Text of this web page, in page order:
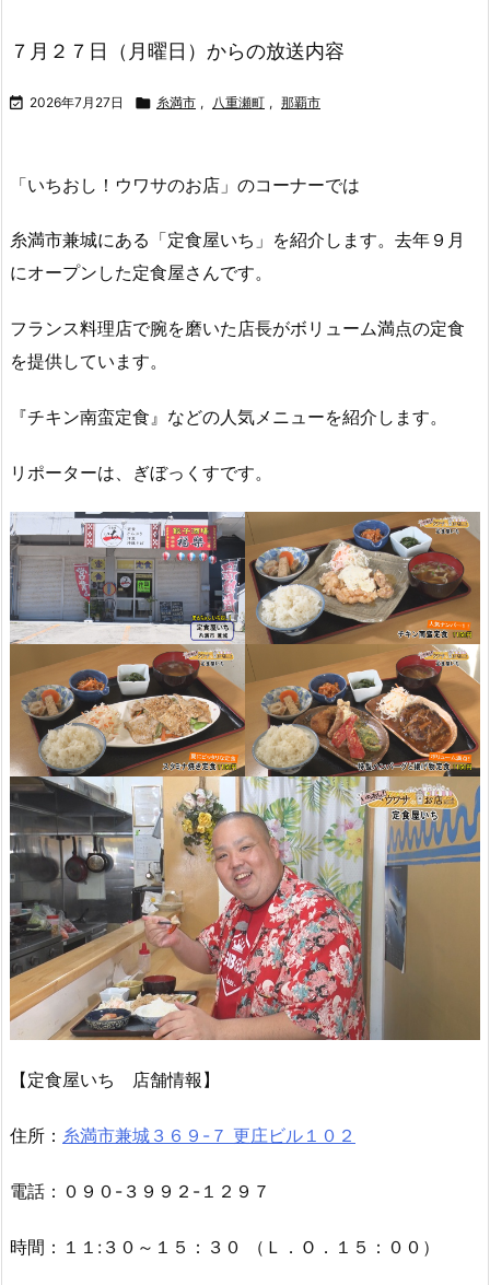
７月２７日（月曜日）からの放送内容
 2026年7月27日  糸満市 , 八重瀬町 , 那覇市
「いちおし！ウワサのお店」のコーナーでは
糸満市兼城にある「定食屋いち」を紹介します。去年９月
にオープンした定食屋さんです。
フランス料理店で腕を磨いた店長がボリューム満点の定食
を提供しています。
『チキン南蛮定食』などの人気メニューを紹介します。
リポーターは、ぎぼっくすです。
【定食屋いち 店舗情報】
住所： 糸満市兼城３６９-７ 更庄ビル１０２
電話：０９０-３９９２-１２９７
時間：１１:３０～１５：３０ （Ｌ．Ｏ．１５：００）